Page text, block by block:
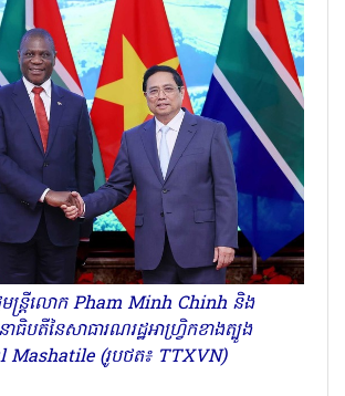
មន្ត្រីលោក Pham Minh Chinh និង
ាធិបតីនៃសាធារណរដ្ឋអាហ្វ្រិកខាងត្បូង
Mashatile (រូបថត៖ TTXVN)